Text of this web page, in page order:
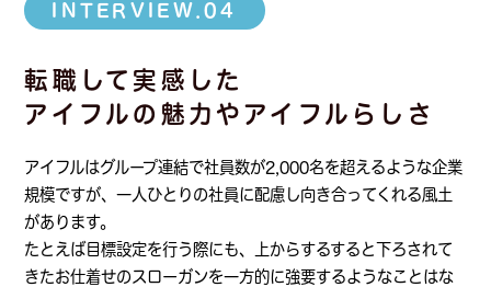
ENTRY
INTERVIEW.04
転職して実感した
アイフルの魅力や アイフルらしさ
アイフルはグループ連結で社員数が2,000名を超えるような企業
規模ですが、一人ひとりの社員に配慮し向き合ってくれる風土
があります。
たとえば目標設定を行う際にも、上からするすると下ろされて
きたお仕着せのスローガンを一方的に強要するようなことはな